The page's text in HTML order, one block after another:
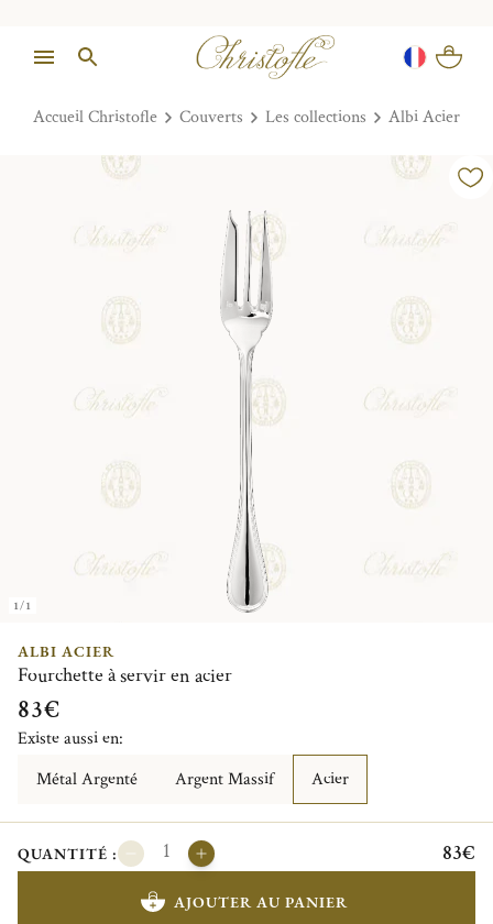
Accueil Christofle Couverts Les collections Albi Acier
1/1
ALBI ACIER
Fourchette à servir en acier
83€
Existe aussi en:
Métal Argenté
Argent Massif Acier
QUANTITÉ : 83€
AJOUTER AU PANIER